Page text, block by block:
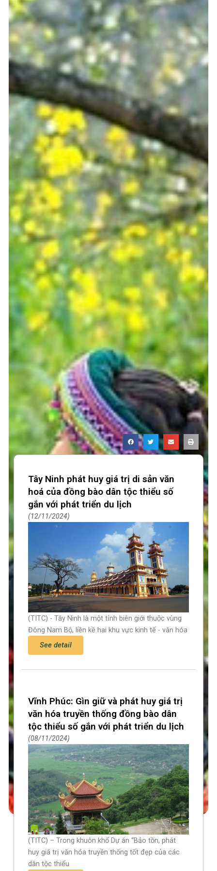
Tây Ninh phát huy giá trị di sản văn
hoá của đồng bào dân tộc thiểu số
gắn với phát triển du lịch
12/11/2024
(TITC) - Tây Ninh là một tỉnh biên giới thuộc vùng
Đông Nam Bộ, liền kề hai khu vực kinh tế - văn hóa
See detail
Vĩnh Phúc: Gìn giữ và phát huy giá trị
văn hóa truyền thống đồng bào dân
tộc thiểu số gắn với phát triển du lịch
08/11/2024
(TITC) – Trong khuôn khổ Dự án “Bảo tồn, phát
huy giá trị văn hóa truyền thống tốt đẹp của các
dân tộc thiểu